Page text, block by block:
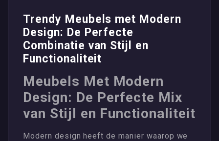
Trendy Meubels met Modern
Design: De Perfecte
Combinatie van Stijl en
Functionaliteit
Meubels Met Modern
Design: De Perfecte Mix
van Stijl en Functionaliteit
Modern design heeft de manier waarop we